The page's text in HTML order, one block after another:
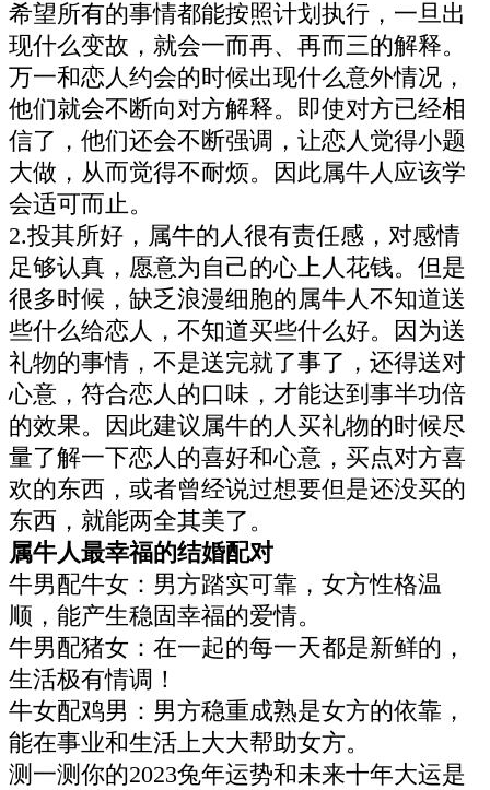
希望所有的事情都能按照计划执行，一旦出
现什么变故，就会一而再、再而三的解释。
万一和恋人约会的时候出现什么意外情况，
他们就会不断向对方解释。即使对方已经相
信了，他们还会不断强调，让恋人觉得小题
大做，从而觉得不耐烦。因此属牛人应该学
会适可而止。
2.投其所好，属牛的人很有责任感，对感情
足够认真，愿意为自己的心上人花钱。但是
很多时候，缺乏浪漫细胞的属牛人不知道送
些什么给恋人，不知道买些什么好。因为送
礼物的事情，不是送完就了事了，还得送对
心意，符合恋人的口味，才能达到事半功倍
的效果。因此建议属牛的人买礼物的时候尽
量了解一下恋人的喜好和心意，买点对方喜
欢的东西，或者曾经说过想要但是还没买的
东西，就能两全其美了。
属牛人最幸福的结婚配对
牛男配牛女：男方踏实可靠，女方性格温
顺，能产生稳固幸福的爱情。
牛男配猪女：在一起的每一天都是新鲜的，
生活极有情调！
牛女配鸡男：男方稳重成熟是女方的依靠，
能在事业和生活上大大帮助女方。
测一测你的2023兔年运势和未来十年大运是